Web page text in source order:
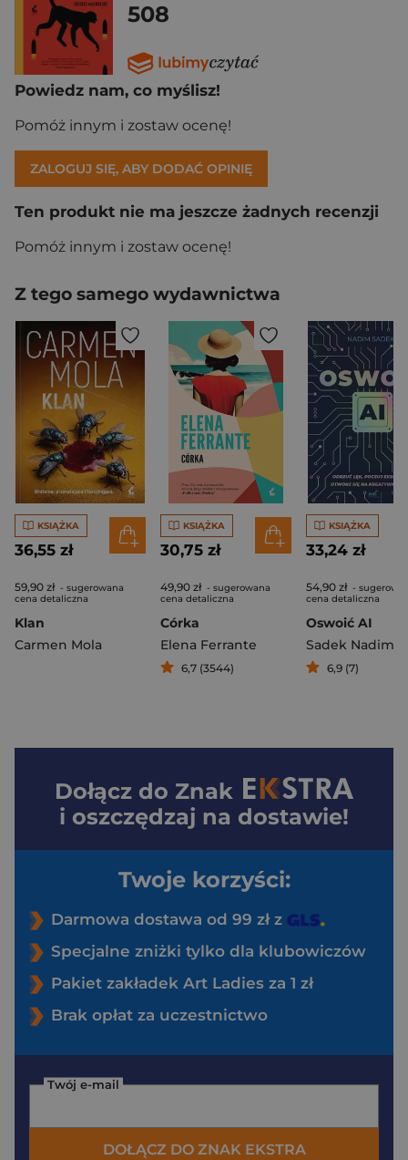
508
Powiedz nam, co myślisz!
Pomóż innym i zostaw ocenę!
ZALOGUJ SIĘ, ABY DODAĆ OPINIĘ
Ten produkt nie ma jeszcze żadnych recenzji
Pomóż innym i zostaw ocenę!
Z tego samego wydawnictwa
KSIĄŻKA
36,55 zł
59,90 zł - sugerowana
cena detaliczna
Klan
Carmen Mola
KSIĄŻKA
30,75 zł
49,90 zł - sugerowana
cena detaliczna
Córka
Elena Ferrante
6,7 (3544)
KSIĄŻKA
33,24 zł
54,90 zł -
cena detaliczna
Oswoić AI
Sadek Nadim
6,9 (7)
Dołącz do Znak
i oszczędzaj na dostawie!
Twoje korzyści:
Darmowa dostawa od 99 zł z
Specjalne zniżki tylko dla klubowiczów
Pakiet zakładek Art Ladies za 1 zł
Brak opłat za uczestnictwo
Twój e-mail
DOŁĄCZ DO ZNAK EKSTRA